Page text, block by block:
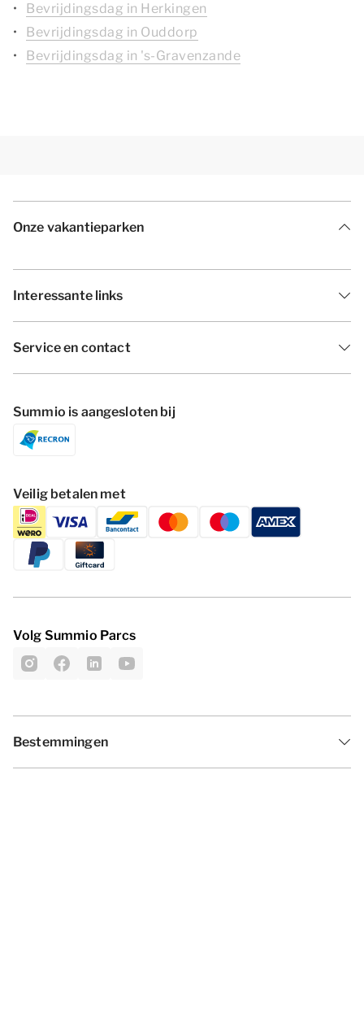
Bevrijdingsdag in Herkingen
Bevrijdingsdag in Ouddorp
Bevrijdingsdag in 's-Gravenzande
Onze vakantieparken
Interessante links
Service en contact
Summio is aangesloten bij
Veilig betalen met
Volg Summio Parcs
Bestemmingen